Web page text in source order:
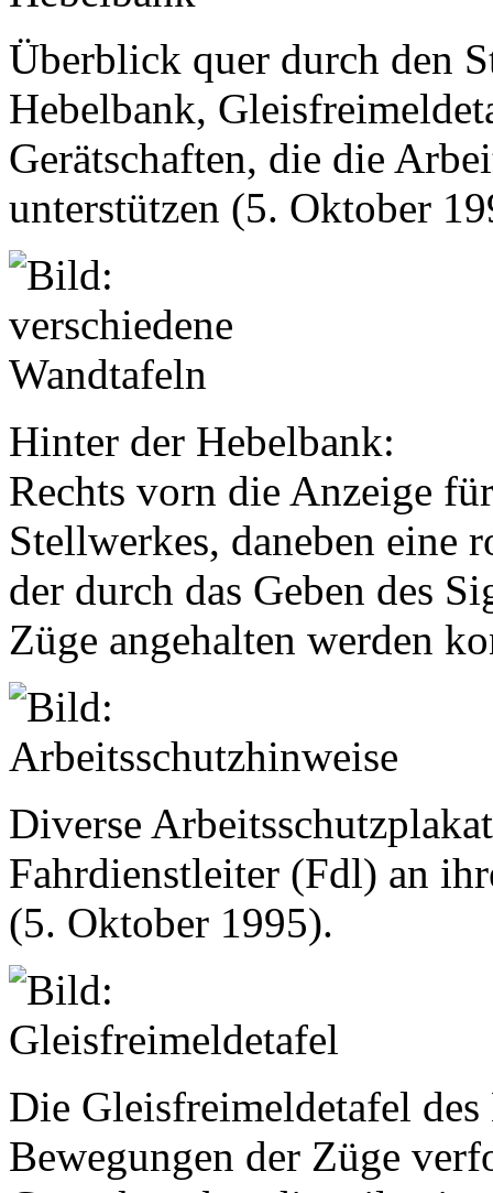
Überblick quer durch den
Hebelbank,
Gerätschaften, die die
unterstützen (5. Oktober
Hinter der Hebelbank:
Rechts vorn die Anzeige
Stellwerkes, daneben eine
der durch das Geben des
Züge angehalten werden
Diverse
Fahrdienstleiter (Fdl) an
(5. Oktober 1995).
Die Gleisfreimeldetafel
Bewegungen der Züge